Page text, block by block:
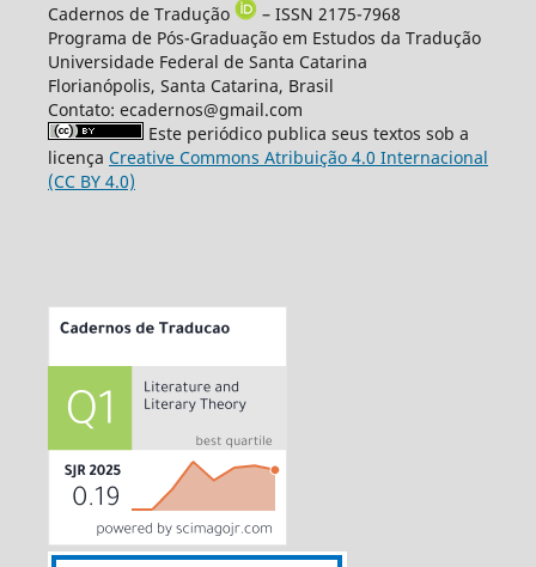
Cadernos de Tradução
– ISSN 2175-7968
Programa de Pós-Graduação em Estudos da Tradução
Universidade Federal de Santa Catarina
Florianópolis, Santa Catarina, Brasil
Contato: ecadernos@gmail.com
Este periódico publica seus textos sob a
licença Creative Commons Atribuição 4.0 Internacional
(CC BY 4.0)